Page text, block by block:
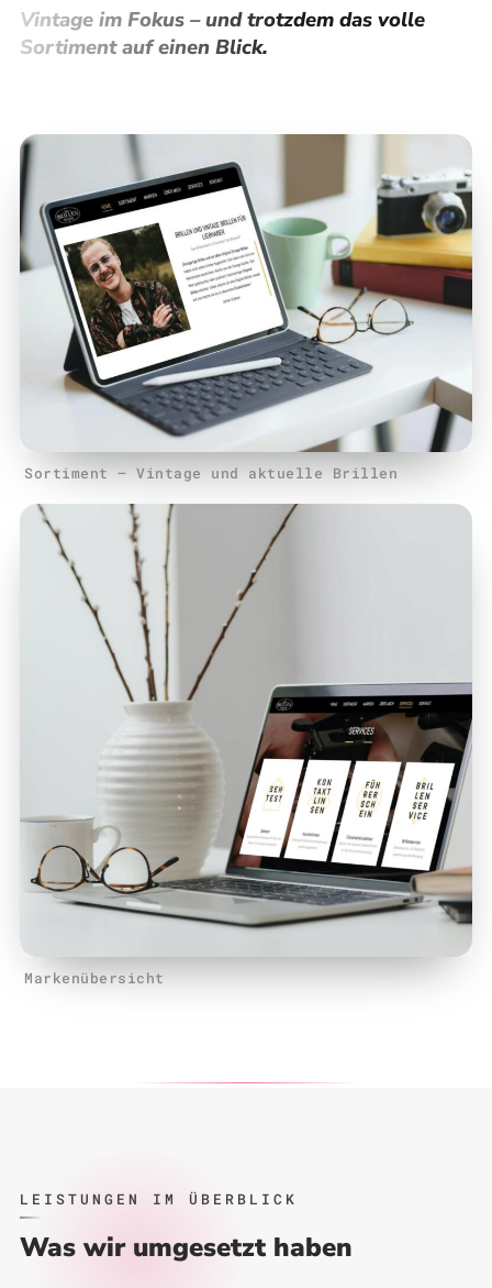
Vintage im Fokus – und trotzdem das volle
Sortiment auf einen Blick.
Sortiment – Vintage und aktuelle Brillen
Markenübersicht
LEISTUNGEN IM ÜBERBLICK
Was wir umgesetzt haben